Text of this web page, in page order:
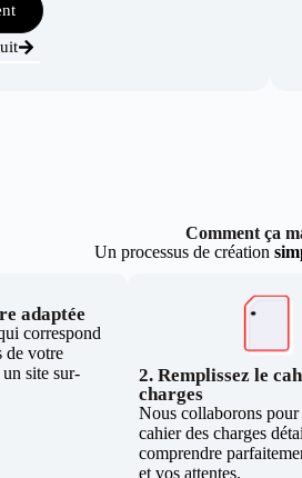
Comment ça
Un processus de création
adaptée
correspond
de votre
site sur-
2. Remplissez le
charges
Nous collaborons
cahier des charges
comprendre
et vos attentes.